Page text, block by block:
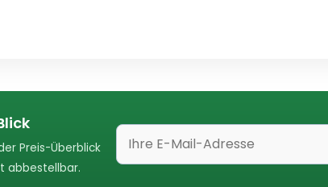
Preis-Überblick
abbestellbar.